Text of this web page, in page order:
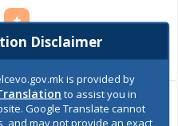
the mayor
Disclaimer
is provided by
to assist you in
Google Translate cannot
and may not provide an exact